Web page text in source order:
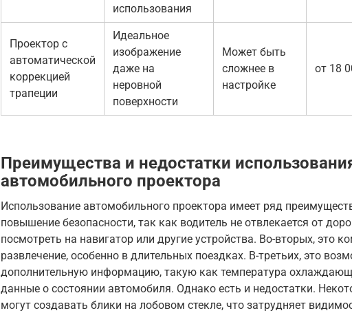
использования
Проектор с
автоматической
коррекцией
трапеции
Идеальное
изображение
даже на
неровной
поверхности
Может быть
сложнее в
настройке
от 18
Преимущества и недостатки
автомобильного проектора
Использование автомобильного проектора имеет ряд
повышение безопасности, так как водитель не отвлекается от
посмотреть на навигатор или другие устройства. Во-вторых, это
развлечение, особенно в длительных поездках. В-третьих, это
дополнительную информацию, такую как температура
данные о состоянии автомобиля. Однако есть и недостатки.
могут создавать блики на лобовом стекле, что затрудняет